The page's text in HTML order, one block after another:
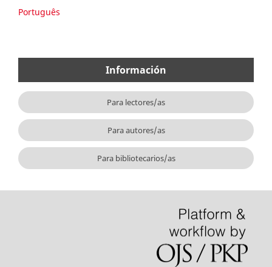
Português
Información
Para lectores/as
Para autores/as
Para bibliotecarios/as